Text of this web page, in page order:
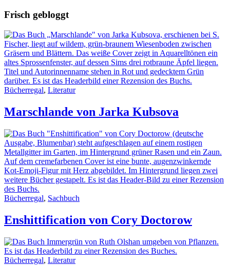
Frisch gebloggt
Bücherregal, Literatur
Marschlande von Jarka Kubsova
Bücherregal, Sachbuch
Enshittification von Cory Doctorow
Bücherregal, Literatur